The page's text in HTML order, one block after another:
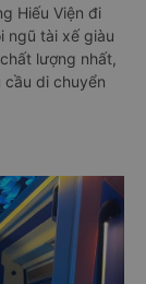
Hiếu Viện đi
ngũ tài xế giàu
lượng nhất,
cầu di chuyển